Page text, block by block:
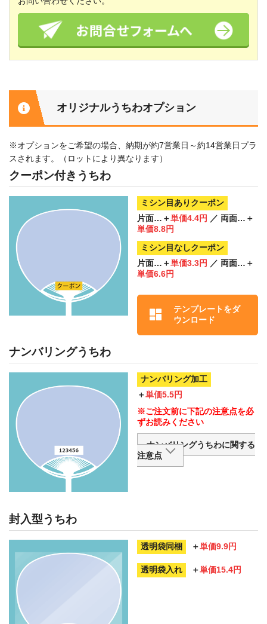
オリジナルうちわオプション
※オプションをご希望の場合、納期が約7営業日～約14営業日プラ
スされます。（ロットにより異なります）
クーポン付きうちわ
ミシン目ありクーポン
片面…＋単価4.4円 ／ 両面…＋
単価8.8円
ミシン目なしクーポン
片面…＋単価3.3円 ／ 両面…＋
単価6.6円
テンプレートをダ
ウンロード
ナンバリングうちわ
ナンバリング加工
＋単価5.5円
※ご注文前に下記の注意点を必
ずお読みください
ナンバリングうちわに関する
注意点
【１】欠番について
階で不良品が生じますと、 ナ
ンバリングの番号が飛ぶことが
ございます。
ナンバリングの仕様上、 該当
の番号だけを作り直すことがで
封入型うちわ
透明袋同梱 ＋単価9.9円
透明袋入れ ＋単価15.4円